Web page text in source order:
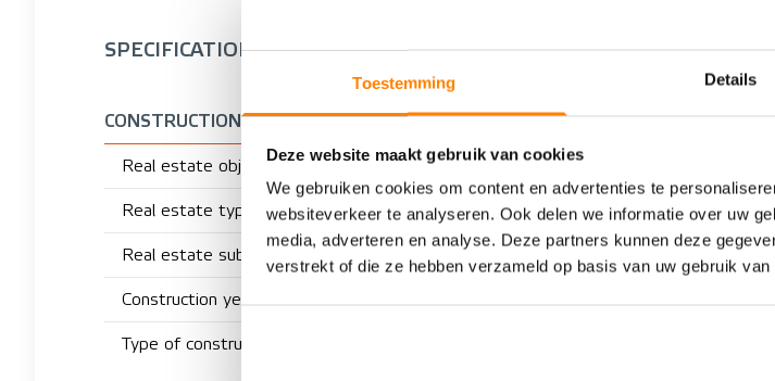
Toestemming Details
Deze website maakt gebruik van cookies
We gebruiken cookies om content en advertenties te
websiteverkeer te analyseren. Ook delen we informatie over uw
media, adverteren en analyse. Deze partners kunnen deze
verstrekt of die ze hebben verzameld op basis van uw gebruik
SPECIFICATIONS
CONSTRUCTION
Real estate object Residential building
Real estate type Single-family home
Real estate subtype Terraced house
Construction year
Type of construction